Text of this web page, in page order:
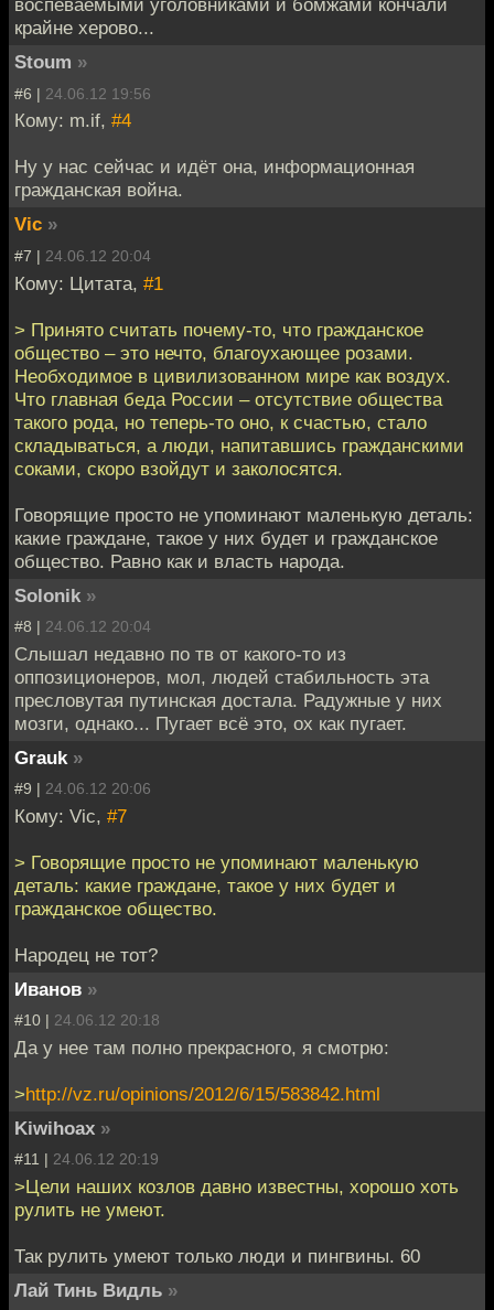
воспеваемыми уголовниками и бомжами кончали
крайне херово...
Stoum »
#6 | 24.06.12 19:56
Кому: m.if, #4
Ну у нас сейчас и идёт она, информационная
гражданская война.
Vic »
#7 | 24.06.12 20:04
Кому: Цитата, #1
> Принято считать почему-то, что гражданское
общество – это нечто, благоухающее розами.
Необходимое в цивилизованном мире как воздух.
Что главная беда России – отсутствие общества
такого рода, но теперь-то оно, к счастью, стало
складываться, а люди, напитавшись гражданскими
соками, скоро взойдут и заколосятся.
Говорящие просто не упоминают маленькую деталь:
какие граждане, такое у них будет и гражданское
общество. Равно как и власть народа.
Solonik »
#8 | 24.06.12 20:04
Слышал недавно по тв от какого-то из
оппозиционеров, мол, людей стабильность эта
пресловутая путинская достала. Радужные у них
мозги, однако... Пугает всё это, ох как пугает.
Grauk »
#9 | 24.06.12 20:06
Кому: Vic, #7
> Говорящие просто не упоминают маленькую
деталь: какие граждане, такое у них будет и
гражданское общество.
Народец не тот?
Иванов »
#10 | 24.06.12 20:18
Да у нее там полно прекрасного, я смотрю:
>http://vz.ru/opinions/2012/6/15/583842.html
Kiwihoax »
#11 | 24.06.12 20:19
>Цели наших козлов давно известны, хорошо хоть
рулить не умеют.
Так рулить умеют только люди и пингвины. 60
Лай Тинь Видль »